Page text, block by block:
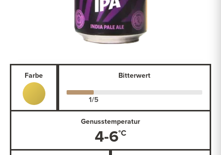
Farbe Bitterwert
Genusstemperatur
4-6